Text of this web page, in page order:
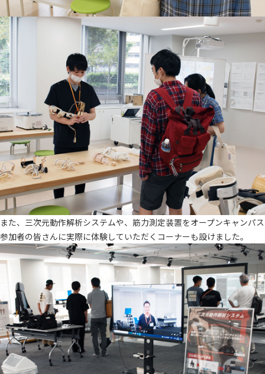
また、三次元動作解析システムや、筋力測定装置をオープンキャンパス
参加者の皆さんに実際に体験していただくコーナーも設けました。